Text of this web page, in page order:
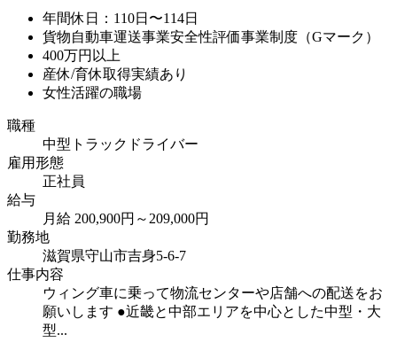
年間休日：110日〜114日
貨物自動車運送事業安全性評価事業制度（Gマーク）
400万円以上
産休/育休取得実績あり
女性活躍の職場
職種
中型トラックドライバー
雇用形態
正社員
給与
月給 200,900円～209,000円
勤務地
滋賀県守山市吉身5-6-7
仕事内容
ウィング車に乗って物流センターや店舗への配送をお
願いします ●近畿と中部エリアを中心とした中型・大
型...